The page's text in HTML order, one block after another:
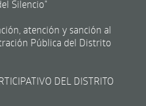
Silencio"
atención y sanción al
Pública del Distrito
DEL DISTRITO